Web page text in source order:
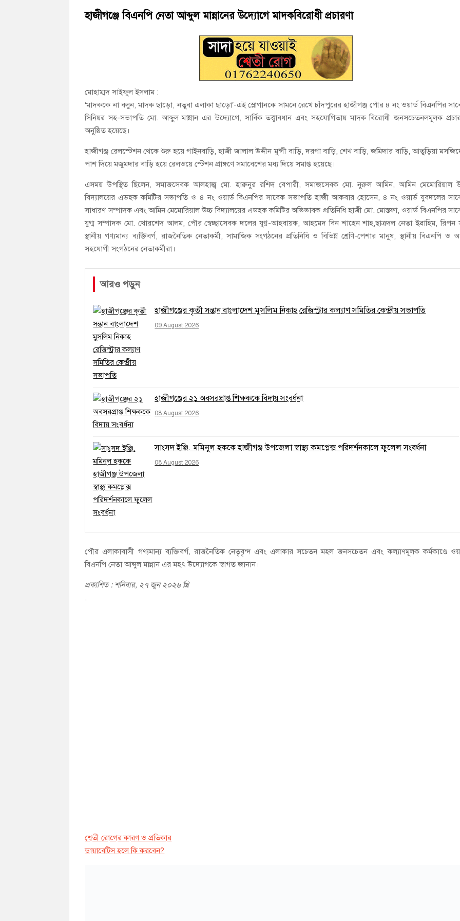
হাজীগঞ্জে অস্বাস্থ্যকর পরিবেশে খাবার প্রস্তুত: ২ হোটেলকে ৪৫ হাজার টাকা জরিমানা
হাজীগঞ্জে বিএনপি নেতা আব্দুল মান্নানের উদ্যোগে মাদকবিরোধী প্রচারণা
মোহাম্মদ সাইফুল ইসলাম :
‘মাদককে না বলুন, মাদক ছাড়ো, নতুবা এলাকা ছাড়ো’-এই স্লোগানকে সামনে রেখে চাঁদপুরের হাজীগঞ্জ পৌর ৪ নং ওয়ার্ড বিএনপির
সিনিয়র সহ-সভাপতি মো. আব্দুল মান্নান এর উদ্যোগে, সার্বিক তত্ত্বাবধান এবং সহযোগিতায় মাদক বিরোধী জনসচেতনলমূলক
অনুষ্ঠিত হয়েছে।
হাজীগঞ্জ রেলস্টেশন থেকে শুরু হয়ে গাইনবাড়ি, হাজী জালাল উদ্দীন মুন্সী বাড়ি, দরগা বাড়ি, শেখ বাড়ি, জমিদার বাড়ি, আতুড়িয়া
পাশ দিয়ে মজুমদার বাড়ি হয়ে রেলওয়ে স্টেশন প্রাঙ্গণে সমাবেশের মধ্য দিয়ে সমাপ্ত হয়েছে।
এসময় উপস্থিত ছিলেন, সমাজসেবক আলহাজ্ব মো. হারুনুর রশিদ বেপারী, সমাজসেবক মো. নুরুল আমিন, আমিন মেমোরিয়াল
বিদ্যালয়ের এডহক কমিটির সভাপতি ও ৪ নং ওয়ার্ড বিএনপির সাবেক সভাপতি হাজী আকবার হোসেন, ৪ নং ওয়ার্ড যুবদলের
সাধারণ সম্পাদক এবং আমিন মেমোরিয়াল উচ্চ বিদ্যালয়ের এডহক কমিটির অভিভাবক প্রতিনিধি হাজী মো. মোস্তফা, ওয়ার্ড বিএনপির
যুগ্ম সম্পাদক মো. খোরশেদ আলম, পৌর স্বেচ্ছাসেবক দলের যুগ্ন-আহবায়ক, আহমেদ বিন শাহেন শাহ,ছাত্রদল নেতা ইব্রাহিম, রিপন
স্থানীয় গণ্যমান্য ব্যক্তিবর্গ, রাজনৈতিক নেতাকর্মী, সামাজিক সংগঠনের প্রতিনিধি ও বিভিন্ন শ্রেণি-পেশার মানুষ, স্থানীয় বিএনপি ও
সহযোগী সংগঠনের নেতাকর্মীরা।
আরও পড়ুন
হাজীগঞ্জের কৃতী সন্তান বাংলাদেশ মুসলিম নিকাহ রেজিস্ট্রার কল্যাণ সমিতির কেন্দ্রীয় সভাপতি
09 August 2026
হাজীগঞ্জের ২১ অবসরপ্রাপ্ত শিক্ষককে বিদায় সংবর্ধনা
08 August 2026
সাংসদ ইঞ্জি. মমিনুল হককে হাজীগঞ্জ উপজেলা স্বাস্থ্য কমপ্লেক্স পরিদর্শনকালে ফুলেল সংবর্ধনা
08 August 2026
পৌর এলাকাবাসী গণ্যমান্য ব্যক্তিবর্গ, রাজনৈতিক নেতৃবৃন্দ এবং এলাকার সচেতন মহল জনসচেতন এবং কল্যাণমূলক কর্মকাণ্ডে
বিএনপি নেতা আব্দুল মান্নান এর মহৎ উদ্যোগকে স্বাগত জানান।
প্রকাশিত : শনিবার, ২৭ জুন ২০২৬ খ্রি
.
শ্বেতী রোগের কারণ ও প্রতিকার
ডায়াবেট্সি হলে কি করবেন?